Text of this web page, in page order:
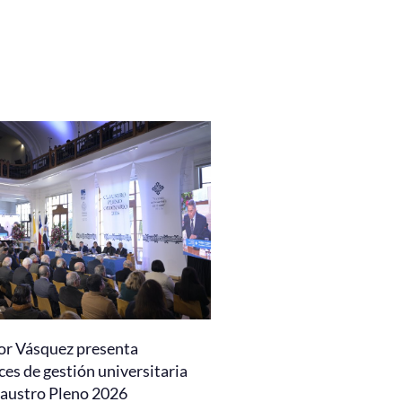
Vásquez presenta
de gestión universitaria
Pleno 2026